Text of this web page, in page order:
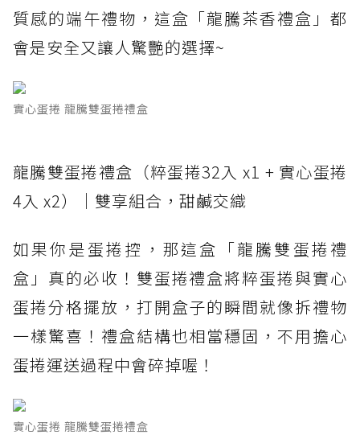
質感的端午禮物，這盒「龍騰茶香禮盒」都
會是安全又讓人驚艷的選擇~
實心蛋捲 龍騰雙蛋捲禮盒
龍騰雙蛋捲禮盒（粹蛋捲32入 x1 + 實心蛋捲
4入 x2）｜雙享組合，甜鹹交織
如果你是蛋捲控，那這盒「龍騰雙蛋捲禮
盒」真的必收！雙蛋捲禮盒將粹蛋捲與實心
蛋捲分格擺放，打開盒子的瞬間就像拆禮物
一樣驚喜！禮盒結構也相當穩固，不用擔心
蛋捲運送過程中會碎掉喔！
實心蛋捲 龍騰雙蛋捲禮盒